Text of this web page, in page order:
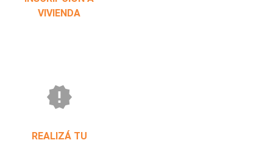
VIVIENDA
new_releases
REALIZÁ TU